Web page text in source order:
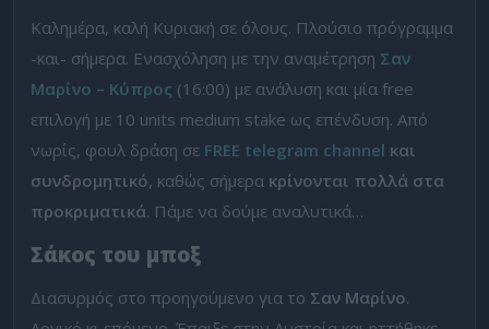
Καλημέρα, καλή Κυριακή σε όλους. Πλούσιο πρόγραμμα
-και- σήμερα. Ενασχόληση με την αναμέτρηση Σαν
Μαρίνο – Κύπρος (16:00) με ανάλυση και μία free
επιλογή με 10 units medium stake ως επένδυση. Από
νωρίς, φουλ δράση σε FREE telegram channel και
συνδρομητικό, καθώς σήμερα κρίνονται πολλά στα
προκριματικά. Πάμε να δούμε αναλυτικά…
Σάκος του μποξ
Διασυρμός στο προηγούμενο για το Σαν Μαρίνο.